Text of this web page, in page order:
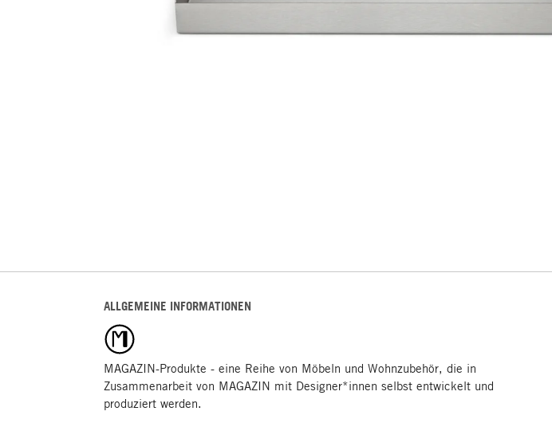
ALLGEMEINE INFORMATIONEN
MAGAZIN-Produkte - eine Reihe von Möbeln und Wohnzubehör, die in
Zusammenarbeit von MAGAZIN mit Designer*innen selbst entwickelt und
produziert werden.